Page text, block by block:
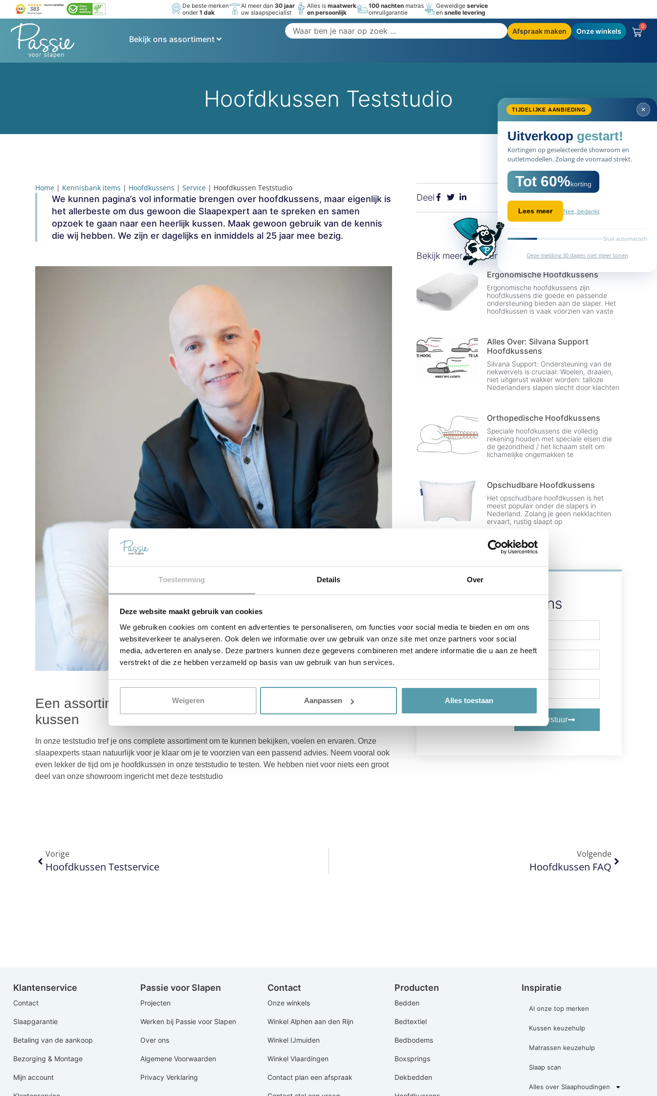
Toestemming Details Over
Deze website maakt gebruik van cookies
We gebruiken cookies om content en advertenties te personaliseren, om functies voor social media te bieden en om ons
websiteverkeer te analyseren. Ook delen we informatie over uw gebruik van onze site met onze partners voor social
media, adverteren en analyse. Deze partners kunnen deze gegevens combineren met andere informatie die u aan ze heeft
verstrekt of die ze hebben verzameld op basis van uw gebruik van hun services.
Weigeren Aanpassen Alles toestaan
De beste merken
onder1 dak
Al meer dan30 jaar
uw slaapspecialist
Alles ismaatwerk
en persoonlijk
100 nachten matras
omruilgarantie
Geweldigeservice
ensnelle levering
Bekijk ons assortiment
Afspraak maken Onze winkels
0
TIJDELIJKE AANBIEDING ✕
Uitverkoop gestart!
Kortingen op geselecteerde showroom en
outletmodellen. Zolang de voorraad strekt.
Tot 60%korting
Lees meer Nee, bedankt
Sluit automatisch
Deze melding 30 dagen niet meer tonen
Hoofdkussen Teststudio
Home | Kennisbank items | Hoofdkussens | Service | Hoofdkussen Teststudio
We kunnen pagina’s vol informatie brengen over hoofdkussens, maar eigenlijk is
het allerbeste om dus gewoon die Slaapexpert aan te spreken en samen
opzoek te gaan naar een heerlijk kussen. Maak gewoon gebruik van de kennis
die wij hebben. We zijn er dagelijks en inmiddels al 25 jaar mee bezig.
Een assortiment met voor elke slaper een passend
kussen
In onze teststudio tref je ons complete assortiment om te kunnen bekijken, voelen en ervaren. Onze
slaapexperts staan natuurlijk voor je klaar om je te voorzien van een passend advies. Neem vooral ook
even lekker de tijd om je hoofdkussen in onze teststudio te testen. We hebben niet voor niets een groot
deel van onze showroom ingericht met deze teststudio
Deel
Bekijk meer artikelen
Ergonomische Hoofdkussens
Ergonomische hoofdkussens zijn
hoofdkussens die goede en passende
ondersteuning bieden aan de slaper. Het
hoofdkussen is vaak voorzien van vaste
Alles Over: Silvana Support
Hoofdkussens
Silvana Support: Ondersteuning van de
nekwervels is cruciaal: Woelen, draaien,
niet uitgerust wakker worden: talloze
Nederlanders slapen slecht door klachten
Orthopedische Hoofdkussens
Speciale hoofdkussens die volledig
rekening houden met speciale eisen die
de gezondheid / het lichaam stelt om
lichamelijke ongemakken te
Opschudbare Hoofdkussens
Het opschudbare hoofdkussen is het
meest populair onder de slapers in
Nederland. Zolang je geen nekklachten
ervaart, rustig slaapt op
Contact Ons
Verstuur
Vorige
Hoofdkussen Testservice
Volgende
Hoofdkussen FAQ
Klantenservice
Contact
Slaapgarantie
Betaling van de aankoop
Bezorging & Montage
Mijn account
Passie voor Slapen
Projecten
Werken bij Passie voor Slapen
Over ons
Algemene Voorwaarden
Privacy Verklaring
Contact
Onze winkels
Winkel Alphen aan den Rijn
Winkel IJmuiden
Winkel Vlaardingen
Contact plan een afspraak
Producten
Bedden
Bedtextiel
Bedbodems
Boxsprings
Dekbedden
Inspiratie
Al onze top merken
Kussen keuzehulp
Matrassen keuzehulp
Slaap scan
Alles over Slaaphoudingen